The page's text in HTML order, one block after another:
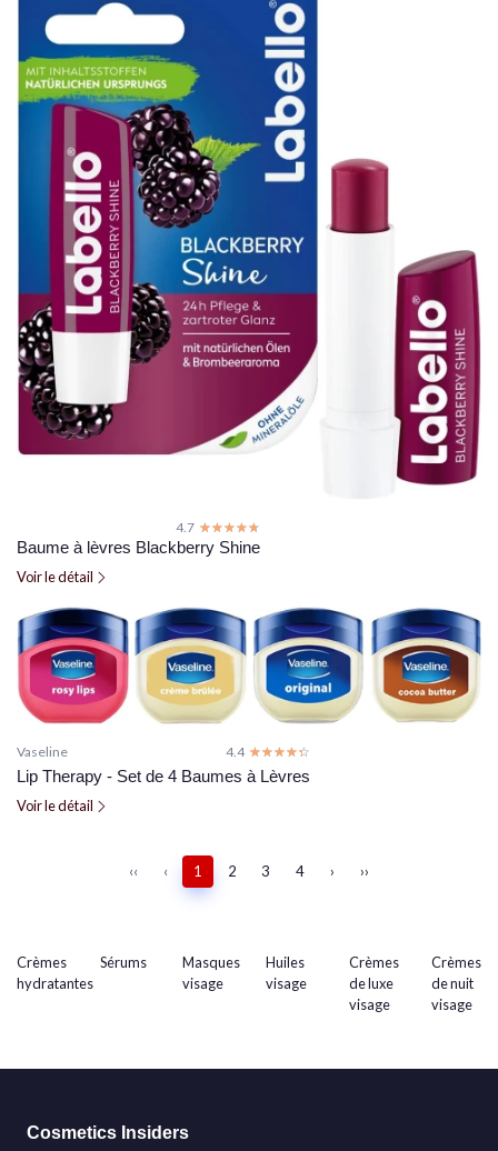
4.7 ☆☆☆☆☆
★★★★★
Baume à lèvres Blackberry Shine
Voir le détail
Vaseline 4.4 ☆☆☆☆☆
★★★★★
Lip Therapy - Set de 4 Baumes à Lèvres
Voir le détail
‹‹ ‹ 1 2 3 4 › ››
Crèmes
hydratantes
Sérums
Masques
visage
Huiles
visage
Crèmes
de luxe
visage
Crèmes
de nuit
visage
Cosmetics Insiders